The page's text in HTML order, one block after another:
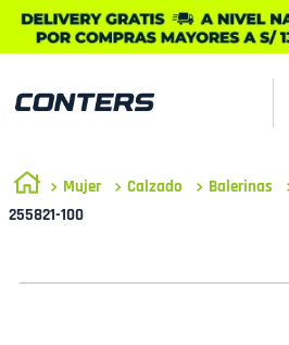
Mujer Calzado Balerinas
255821-100